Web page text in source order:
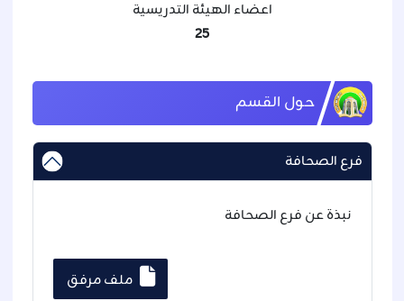
اعضاء الهيئة التدريسية
25
حول القسم
فرع الصحافة
نبذة عن فرع الصحافة
ملف مرفق